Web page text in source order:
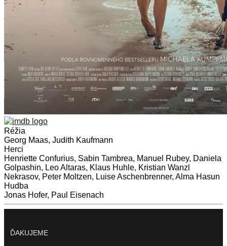
Réžia
Georg Maas, Judith Kaufmann
Herci
Henriette Confurius, Sabin Tambrea, Manuel Rubey, Daniela
Golpashin, Leo Altaras, Klaus Huhle, Kristian Wanzl
Nekrasov, Peter Moltzen, Luise Aschenbrenner, Alma Hasun
Hudba
Jonas Hofer, Paul Eisenach
ĎAKUJEME